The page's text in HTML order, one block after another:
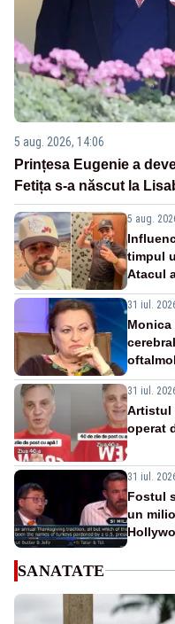
5 aug. 2026, 14:06
Prințesa Eugenie a
Fetița s-a născut la
5 aug.
timpul
Atacul
31 iul.
31 iul.
Artistul
operat
31 iul.
Fostul
un
SANATATE